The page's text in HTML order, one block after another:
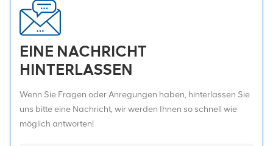
EINE NACHRICHT
HINTERLASSEN
Wenn Sie Fragen oder Anregungen haben, hinterlassen Sie
uns bitte eine Nachricht, wir werden Ihnen so schnell wie
möglich antworten!